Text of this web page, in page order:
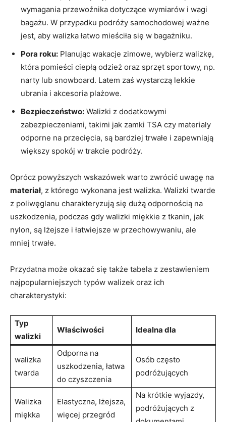
wymagania przewoźnika ⁣dotyczące wymiarów i wagi
bagażu. W⁢ przypadku podróży samochodowej⁢ ważne‌
jest,​ aby walizka łatwo⁣ mieściła się⁣ w bagażniku.
Pora roku: Planując wakacje zimowe, wybierz walizkę,
która pomieści ⁤ciepłą odzież oraz sprzęt sportowy, np.‍
narty lub ‌snowboard. Latem zaś ⁤wystarczą ⁢lekkie ​
ubrania i akcesoria plażowe.
Bezpieczeństwo: Walizki z dodatkowymi
zabezpieczeniami,⁤ takimi jak zamki TSA czy materialy
odporne ​na przecięcia, są bardziej trwałe i ⁣zapewniają
większy​ spokój w trakcie‍ podróży.
Oprócz powyższych ‍wskazówek warto zwrócić‍ uwagę na⁤
materiał, z którego wykonana jest​ walizka. ⁢Walizki twarde‍
z‍ poliwęglanu‌ charakteryzują się‌ dużą odpornością na
uszkodzenia, podczas gdy walizki miękkie z tkanin, ⁢jak
‍nylon, są lżejsze ​i łatwiejsze w przechowywaniu, ale ​
mniej trwałe.
Przydatna ‍może okazać się także tabela z zestawieniem
najpopularniejszych‍ typów ​walizek⁣ oraz ich
charakterystyki:
Typ
walizki
Właściwości Idealna⁢ dla
walizka
twarda
Odporna​ na
uszkodzenia, łatwa‍
do ⁤czyszczenia
Osób⁢ często
podróżujących
Walizka
miękka
Elastyczna, lżejsza,
więcej przegród
Na​ krótkie wyjazdy,
podróżujących z